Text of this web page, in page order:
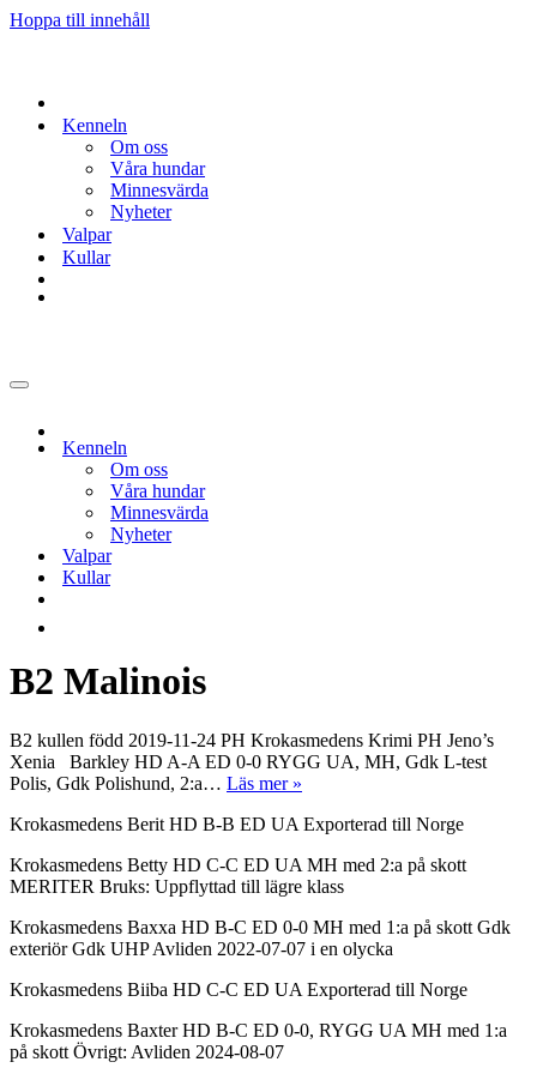
Hoppa till innehåll
Kenneln
Om oss
Våra hundar
Minnesvärda
Nyheter
Valpar
Kullar
Navigeringsmeny
Kenneln
Om oss
Våra hundar
Minnesvärda
Nyheter
Valpar
Kullar
B2 Malinois
B2 kullen född 2019-11-24 PH Krokasmedens Krimi PH Jeno’s
Xenia Barkley HD A-A ED 0-0 RYGG UA, MH, Gdk L-test
Polis, Gdk Polishund, 2:a… Läs mer »
Krokasmedens Berit HD B-B ED UA Exporterad till Norge
Krokasmedens Betty HD C-C ED UA MH med 2:a på skott
MERITER Bruks: Uppflyttad till lägre klass
Krokasmedens Baxxa HD B-C ED 0-0 MH med 1:a på skott Gdk
exteriör Gdk UHP Avliden 2022-07-07 i en olycka
Krokasmedens Biiba HD C-C ED UA Exporterad till Norge
Krokasmedens Baxter HD B-C ED 0-0, RYGG UA MH med 1:a
på skott Övrigt: Avliden 2024-08-07